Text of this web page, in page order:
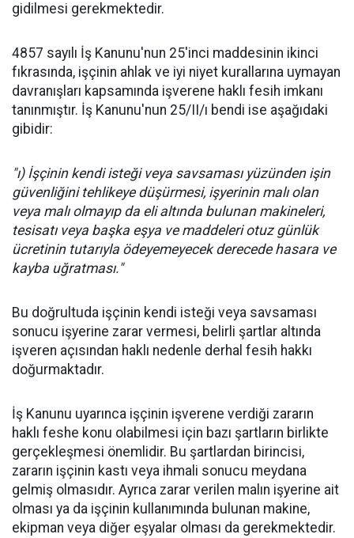
gidilmesi gerekmektedir.
4857 sayılı İş Kanunu'nun 25'inci maddesinin ikinci
fıkrasında, işçinin ahlak ve iyi niyet kurallarına uymayan
davranışları kapsamında işverene haklı fesih imkanı
tanınmıştır. İş Kanunu'nun 25/II/ı bendi ise aşağıdaki
gibidir:
"ı) İşçinin kendi isteği veya savsaması yüzünden işin
güvenliğini tehlikeye düşürmesi, işyerinin malı olan
veya malı olmayıp da eli altında bulunan makineleri,
tesisatı veya başka eşya ve maddeleri otuz günlük
ücretinin tutarıyla ödeyemeyecek derecede hasara ve
kayba uğratması."
Bu doğrultuda işçinin kendi isteği veya savsaması
sonucu işyerine zarar vermesi, belirli şartlar altında
işveren açısından haklı nedenle derhal fesih hakkı
doğurmaktadır.
İş Kanunu uyarınca işçinin işverene verdiği zararın
haklı feshe konu olabilmesi için bazı şartların birlikte
gerçekleşmesi önemlidir. Bu şartlardan birincisi,
zararın işçinin kastı veya ihmali sonucu meydana
gelmiş olmasıdır. Ayrıca zarar verilen malın işyerine ait
olması ya da işçinin kullanımında bulunan makine,
ekipman veya diğer eşyalar olması da gerekmektedir.